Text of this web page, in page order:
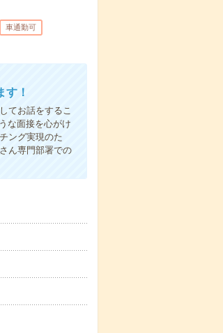
車通勤可
す！
てお話をするこ
な面接を心がけ
ング実現のた
ん専門部署での